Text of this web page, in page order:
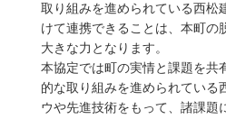
取り組みを進められている西松
けて連携できることは、本町の
大きな力となります。
本協定では町の実情と課題を共
的な取り組みを進められている
ウや先進技術をもって、諸課題